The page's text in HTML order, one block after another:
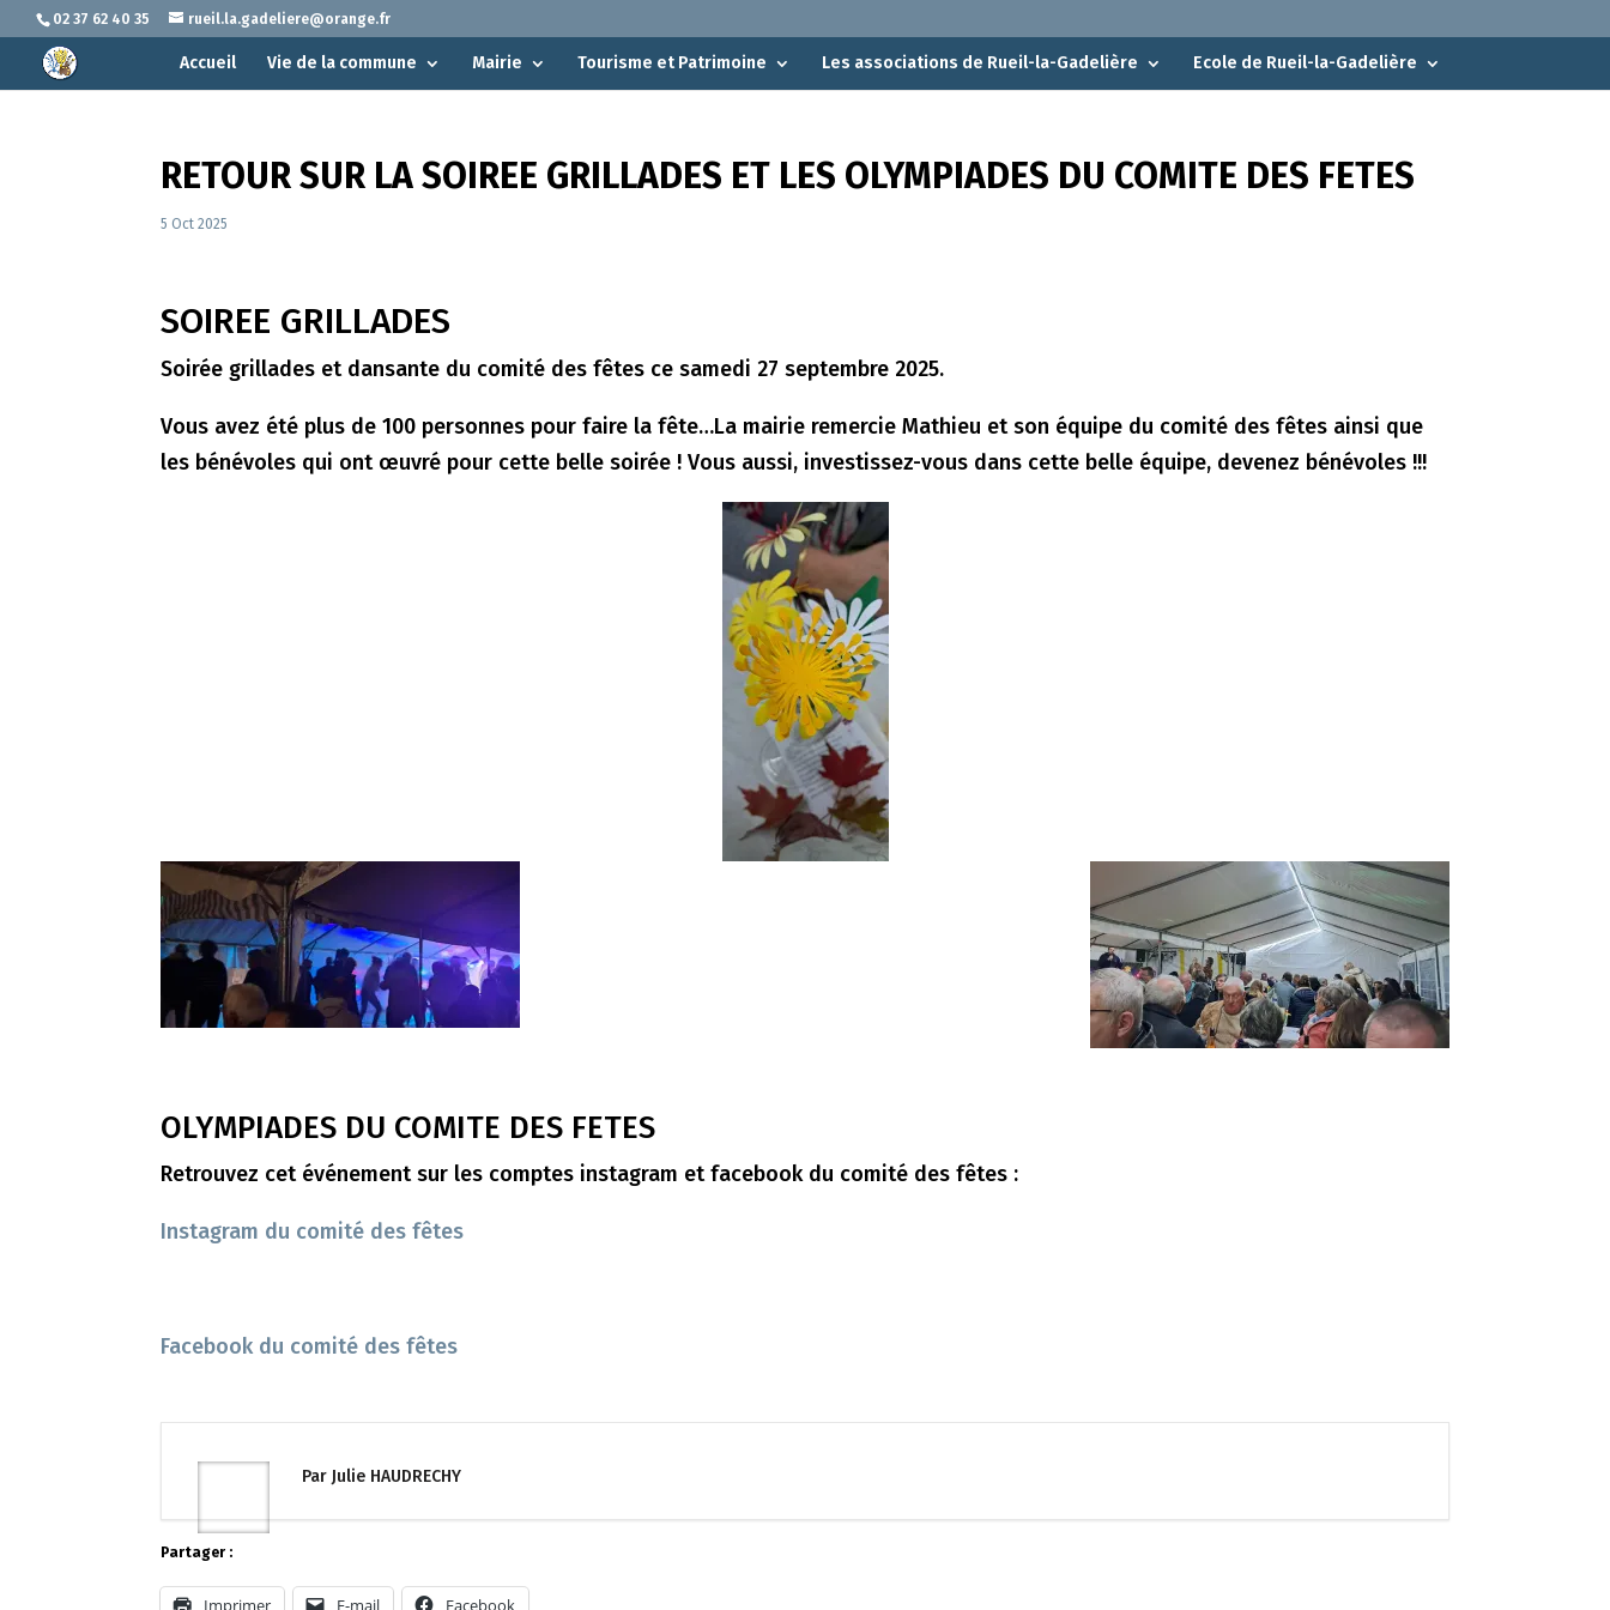
02 37 62 40 35 rueil.la.gadeliere@orange.fr
Accueil Vie de la commune Mairie Tourisme et Patrimoine Les associations de Rueil-la-Gadelière Ecole de Rueil-la-Gadelière
RETOUR SUR LA SOIREE GRILLADES ET LES OLYMPIADES DU COMITE DES FETES
5 Oct 2025
SOIREE GRILLADES
Soirée grillades et dansante du comité des fêtes ce samedi 27 septembre 2025.
Vous avez été plus de 100 personnes pour faire la fête…La mairie remercie Mathieu et son équipe du comité des fêtes ainsi que
les bénévoles qui ont œuvré pour cette belle soirée ! Vous aussi, investissez-vous dans cette belle équipe, devenez bénévoles !!!
OLYMPIADES DU COMITE DES FETES
Retrouvez cet événement sur les comptes instagram et facebook du comité des fêtes :
Instagram du comité des fêtes
Facebook du comité des fêtes
Par Julie HAUDRECHY
Partager :
Imprimer E-mail Facebook